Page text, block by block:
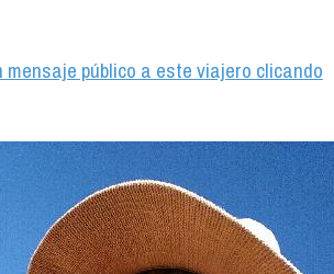
mensaje público a este viajero clicando